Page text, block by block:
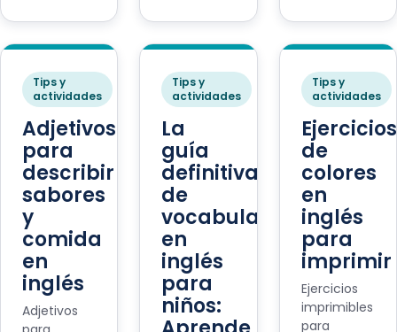
Tips y
actividades
Adjetivos
para
describir
sabores
y
comida
en
inglés
Adjetivos
Tips y
actividades
La
guía
definitiva
de
vocabulario
en
inglés
para
niños:
Tips y
actividades
Ejercicios
de
colores
en
inglés
para
imprimir
Ejercicios
imprimibles
para